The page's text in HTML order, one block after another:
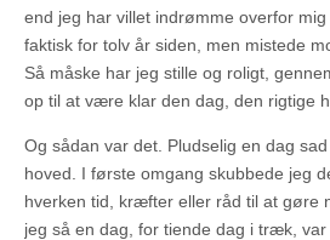
end jeg har villet indrømme overfor
faktisk for tolv år siden, men mistede
Så måske har jeg stille og roligt,
op til at være klar den dag, den rigtige
Og sådan var det. Pludselig en dag
hoved. I første omgang skubbede jeg
hverken tid, kræfter eller råd til at gøre
jeg så en dag, for tiende dag i træk, var